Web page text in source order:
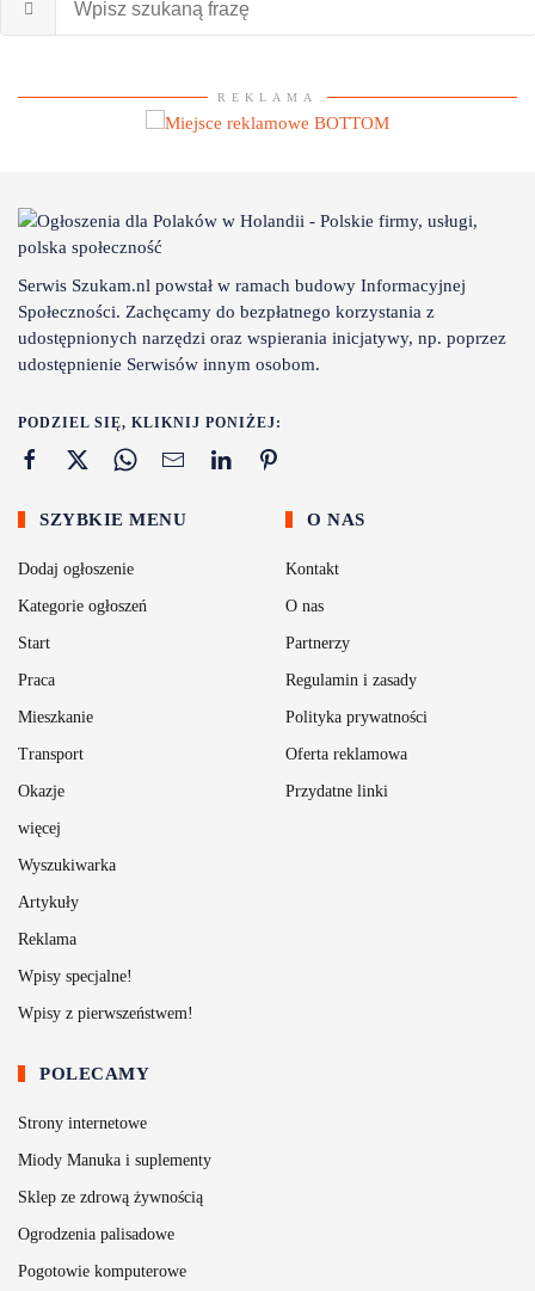
REKLAMA
Serwis Szukam.nl powstał w ramach budowy Informacyjnej
Społeczności. Zachęcamy do bezpłatnego korzystania z
udostępnionych narzędzi oraz wspierania inicjatywy, np. poprzez
udostępnienie Serwisów innym osobom.
PODZIEL SIĘ, KLIKNIJ PONIŻEJ:
SZYBKIE MENU
Dodaj ogłoszenie
Kategorie ogłoszeń
Start
Praca
Mieszkanie
Transport
Okazje
więcej
Wyszukiwarka
Artykuły
Reklama
Wpisy specjalne!
Wpisy z pierwszeństwem!
O NAS
Kontakt
O nas
Partnerzy
Regulamin i zasady
Polityka prywatności
Oferta reklamowa
Przydatne linki
POLECAMY
Strony internetowe
Miody Manuka i suplementy
Sklep ze zdrową żywnością
Ogrodzenia palisadowe
Pogotowie komputerowe